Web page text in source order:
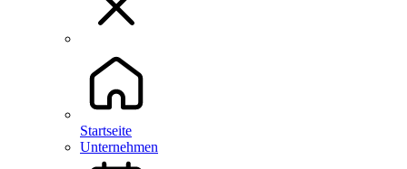
Startseite
Unternehmen